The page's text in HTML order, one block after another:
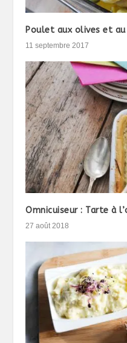
Poulet aux olives et
11 septembre 2017
Omnicuiseur : Tarte à
27 août 2018